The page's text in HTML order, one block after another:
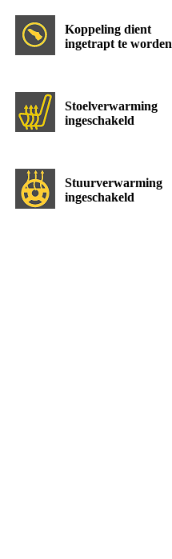
Koppeling dient
ingetrapt te worden
Stoelverwarming
ingeschakeld
Stuurverwarming
ingeschakeld